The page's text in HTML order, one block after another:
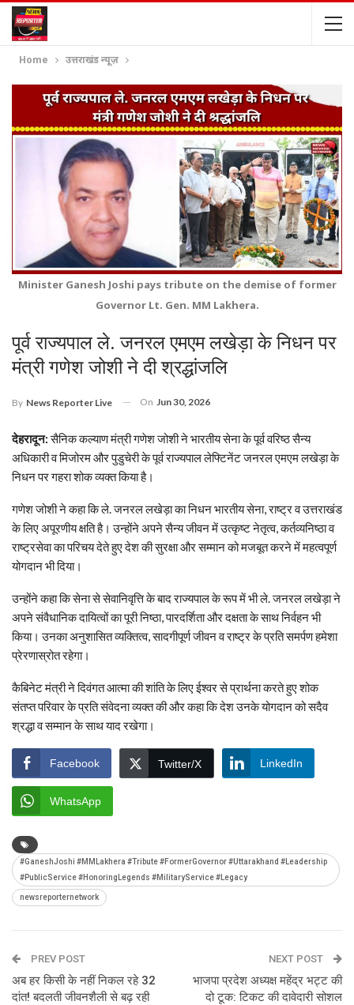
Home उत्तराखंड न्यूज़
Minister Ganesh Joshi pays tribute on the demise of former
Governor Lt. Gen. MM Lakhera.
पूर्व राज्यपाल ले. जनरल एमएम लखेड़ा के निधन पर
मंत्री गणेश जोशी ने दी श्रद्धांजलि
By News Reporter Live On Jun 30, 2026
देहरादून:सैनिक कल्याण मंत्री गणेश जोशी ने भारतीय सेना के पूर्व वरिष्ठ सैन्य
अधिकारी व मिजोरम और पुडुचेरी के पूर्व राज्यपाल लेफ्टिनेंट जनरल एमएम लखेड़ा के
निधन पर गहरा शोक व्यक्त किया है।
गणेश जोशी ने कहा कि ले. जनरल लखेड़ा का निधन भारतीय सेना, राष्ट्र व उत्तराखंड
के लिए अपूरणीय क्षति है। उन्होंने अपने सैन्य जीवन में उत्कृष्ट नेतृत्व, कर्तव्यनिष्ठा व
राष्ट्रसेवा का परिचय देते हुए देश की सुरक्षा और सम्मान को मजबूत करने में महत्वपूर्ण
योगदान भी दिया।
उन्होंने कहा कि सेना से सेवानिवृत्ति के बाद राज्यपाल के रूप में भी ले. जनरल लखेड़ा ने
अपने संवैधानिक दायित्वों का पूरी निष्ठा, पारदर्शिता और दक्षता के साथ निर्वहन भी
किया। उनका अनुशासित व्यक्तित्व, सादगीपूर्ण जीवन व राष्ट्र के प्रति समर्पण हमेशा
प्रेरणास्रोत रहेगा।
कैबिनेट मंत्री ने दिवंगत आत्मा की शांति के लिए ईश्वर से प्रार्थना करते हुए शोक
संतप्त परिवार के प्रति संवेदना व्यक्त की और कहा कि देश उनके योगदान को सदैव
श्रद्धा व सम्मान के साथ याद रखेगा।
Facebook Twitter/X LinkedIn
WhatsApp
#GaneshJoshi #MMLakhera #Tribute #FormerGovernor #Uttarakhand #Leadership
#PublicService #HonoringLegends #MilitaryService #Legacy
newsreporternetwork
PREV POST
अब हर किसी के नहीं निकल रहे 32
दांत! बदलती जीवनशैली से बढ़ रही
NEXT POST
भाजपा प्रदेश अध्यक्ष महेंद्र भट्ट की
दो टूक: टिकट की दावेदारी सोशल